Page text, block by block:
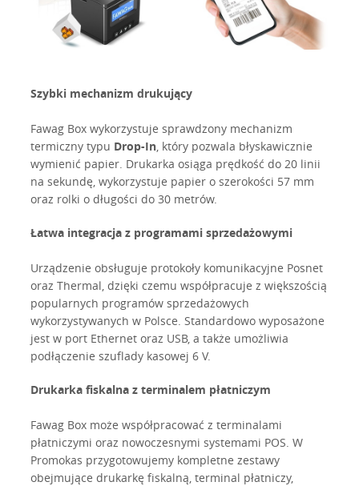
Szybki mechanizm drukujący
Fawag Box wykorzystuje sprawdzony mechanizm
termiczny typu Drop-In , który pozwala błyskawicznie
wymienić papier. Drukarka osiąga prędkość do 20 linii
na sekundę, wykorzystuje papier o szerokości 57 mm
oraz rolki o długości do 30 metrów.
Łatwa integracja z programami sprzedażowymi
Urządzenie obsługuje protokoły komunikacyjne Posnet
oraz Thermal, dzięki czemu współpracuje z większością
popularnych programów sprzedażowych
wykorzystywanych w Polsce. Standardowo wyposażone
jest w port Ethernet oraz USB, a także umożliwia
podłączenie szuflady kasowej 6 V.
Drukarka fiskalna z terminalem płatniczym
Fawag Box może współpracować z terminalami
płatniczymi oraz nowoczesnymi systemami POS. W
Promokas przygotowujemy kompletne zestawy
obejmujące drukarkę fiskalną, terminal płatniczy,